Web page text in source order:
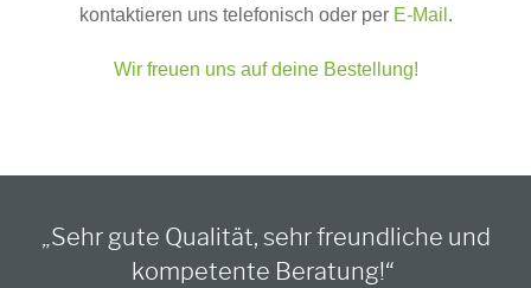
kontaktieren uns telefonisch oder per E-Mail .
Wir freuen uns auf deine Bestellung!
„Sehr gute Qualität, sehr freundliche und
kompetente Beratung!“